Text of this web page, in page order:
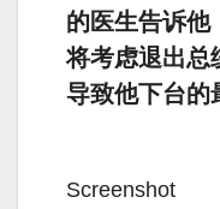
的医生告诉他
将考虑退出总
导致他下台的
Screenshot